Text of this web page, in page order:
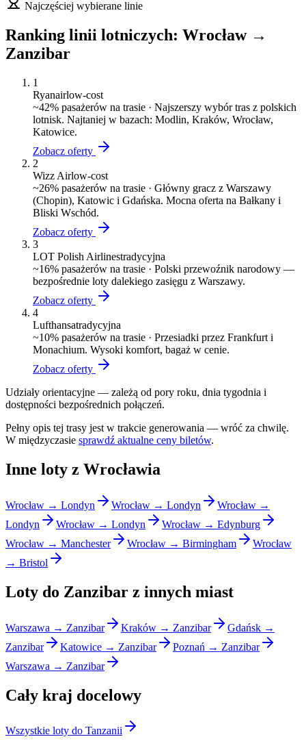
Najczęściej wybierane linie
Ranking linii lotniczych: Wrocław→
Zanzibar
1
Ryanairlow-cost
~42% pasażerów na trasie · Najszerszy wybór tras z polskich
lotnisk. Najtaniej w bazach: Modlin, Kraków, Wrocław,
Katowice.
Zobacz oferty
2
Wizz Airlow-cost
~26% pasażerów na trasie · Główny gracz z Warszawy
(Chopin), Katowic i Gdańska. Mocna oferta na Bałkany i
Bliski Wschód.
Zobacz oferty
3
LOT Polish Airlinestradycyjna
~16% pasażerów na trasie · Polski przewoźnik narodowy —
bezpośrednie loty dalekiego zasięgu z Warszawy.
Zobacz oferty
4
Lufthansatradycyjna
~10% pasażerów na trasie · Przesiadki przez Frankfurt i
Monachium. Wysoki komfort, bagaż w cenie.
Zobacz oferty
Udziały orientacyjne — zależą od pory roku, dnia tygodnia i
dostępności bezpośrednich połączeń.
Pełny opis tej trasy jest w trakcie generowania — wróć za chwilę.
W międzyczasie sprawdź aktualne ceny biletów.
Inne loty z Wrocławia
Wrocław → Londyn Wrocław → Londyn
Wrocław →
Londyn
Wrocław → Londyn
Wrocław → Edynburg
Wrocław → Manchester
Wrocław → Birmingham
Wrocław
→ Bristol
Loty do Zanzibar z innych miast
Warszawa → Zanzibar Kraków → Zanzibar
Gdańsk →
Zanzibar
Katowice → Zanzibar
Poznań → Zanzibar
Warszawa → Zanzibar
Cały kraj docelowy
Wszystkie loty do Tanzanii